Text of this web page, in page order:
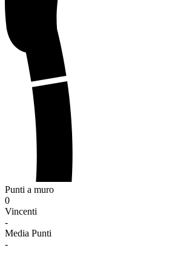
Punti a muro
0
Vincenti
-
Media Punti
-